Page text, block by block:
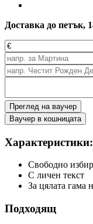
Доставка до петък,
Преглед на ваучер
Ваучер в кошницата
Характеристики:
Свободно
С личен текст
За цялата гама
Подходящ